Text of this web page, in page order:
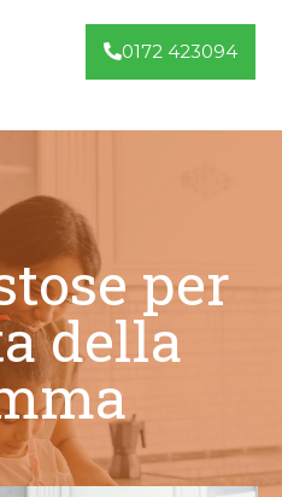
0172 423094
per
della